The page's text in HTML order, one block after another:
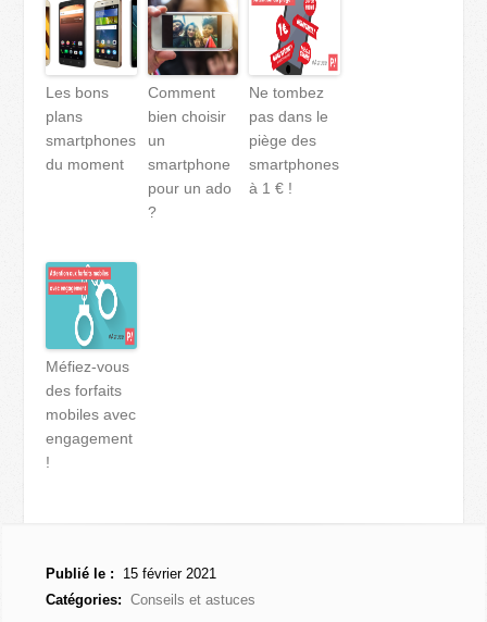
Les bons
plans
smartphones
du moment
Comment
bien choisir
un
smartphone
pour un ado
?
Ne tombez
pas dans le
piège des
smartphones
à 1 € !
Méfiez-vous
des forfaits
mobiles avec
engagement
!
Publié le :
15 février 2021
Catégories:
Conseils et astuces